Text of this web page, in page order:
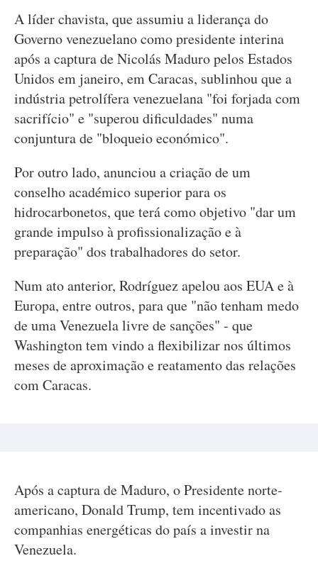
A líder chavista, que assumiu a liderança do
Governo venezuelano como presidente interina
após a captura de Nicolás Maduro pelos Estados
Unidos em janeiro, em Caracas, sublinhou que a
indústria petrolífera venezuelana "foi forjada com
sacrifício" e "superou dificuldades" numa
conjuntura de "bloqueio económico".
Por outro lado, anunciou a criação de um
conselho académico superior para os
hidrocarbonetos, que terá como objetivo "dar um
grande impulso à profissionalização e à
preparação" dos trabalhadores do setor.
Num ato anterior, Rodríguez apelou aos EUA e à
Europa, entre outros, para que "não tenham medo
de uma Venezuela livre de sanções" - que
Washington tem vindo a flexibilizar nos últimos
meses de aproximação e reatamento das relações
com Caracas.
Após a captura de Maduro, o Presidente norte-
americano, Donald Trump, tem incentivado as
companhias energéticas do país a investir na
Venezuela.